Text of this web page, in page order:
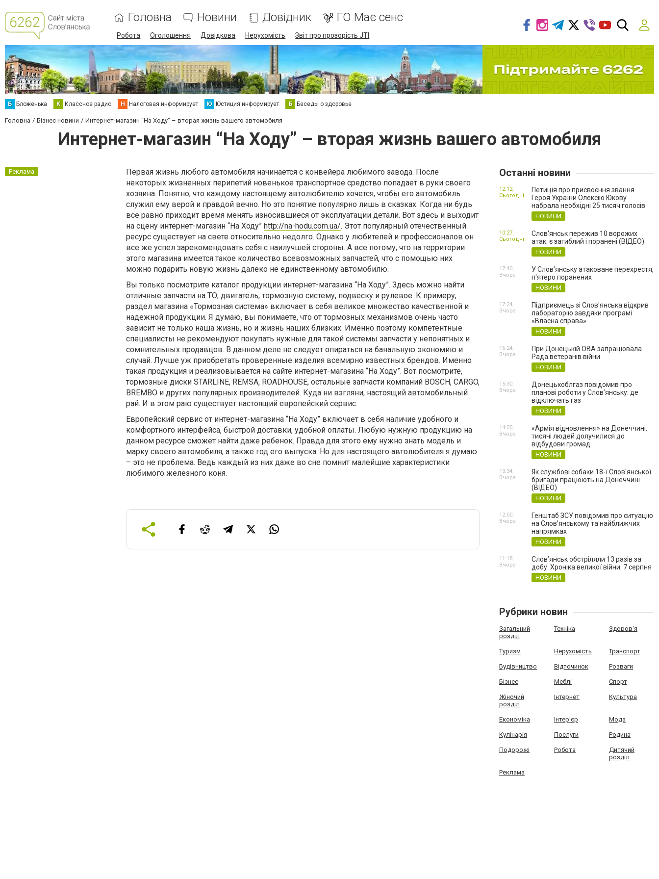
Головна Новини Довідник ГО Має сенс
Робота Оголошення Довідкова Нерухомість Звіт про прозорість JTI
Б Бложенька К Классное радио Н Налоговая информирует Ю Юстиция информирует Б Беседы о здоровье
Головна Бізнес новини Интернет-магазин “На Ходу” – вторая жизнь вашего автомобиля
Интернет-магазин “На Ходу” – вторая жизнь вашего автомобиля
Реклама
Первая жизнь любого автомобиля начинается с конвейера любимого завода. После
некоторых жизненных перипетий новенькое транспортное средство попадает в руки своего
хозяина. Понятно, что каждому настоящему автолюбителю хочется, чтобы его автомобиль
служил ему верой и правдой вечно. Но это понятие популярно лишь в сказках. Когда ни будь
все равно приходит время менять износившиеся от эксплуатации детали. Вот здесь и выходит
на сцену интернет-магазин “На Ходу” http://na-hodu.com.ua/. Этот популярный отечественный
ресурс существует на свете относительно недолго. Однако у любителей и профессионалов он
все же успел зарекомендовать себя с наилучшей стороны. А все потому, что на территории
этого магазина имеется такое количество всевозможных запчастей, что с помощью них
можно подарить новую жизнь далеко не единственному автомобилю.
Вы только посмотрите каталог продукции интернет-магазина “На Ходу”. Здесь можно найти
отличные запчасти на ТО, двигатель, тормозную систему, подвеску и рулевое. К примеру,
раздел магазина «Тормозная система» включает в себя великое множество качественной и
надежной продукции. Я думаю, вы понимаете, что от тормозных механизмов очень часто
зависит не только наша жизнь, но и жизнь наших близких. Именно поэтому компетентные
специалисты не рекомендуют покупать нужные для такой системы запчасти у непонятных и
сомнительных продавцов. В данном деле не следует опираться на банальную экономию и
случай. Лучше уж приобретать проверенные изделия всемирно известных брендов. Именно
такая продукция и реализовывается на сайте интернет-магазина “На Ходу”. Вот посмотрите,
тормозные диски STARLINE, REMSA, ROADHOUSE, остальные запчасти компаний BOSCH, CARGO,
BREMBO и других популярных производителей. Куда ни взгляни, настоящий автомобильный
рай. И в этом раю существует настоящий европейский сервис.
Европейский сервис от интернет-магазина “На Ходу” включает в себя наличие удобного и
комфортного интерфейса, быстрой доставки, удобной оплаты. Любую нужную продукцию на
данном ресурсе сможет найти даже ребенок. Правда для этого ему нужно знать модель и
марку своего автомобиля, а также год его выпуска. Но для настоящего автолюбителя я думаю
– это не проблема. Ведь каждый из них даже во сне помнит малейшие характеристики
любимого железного коня.
Останні новини
Петиція про присвоєння звання
Героя України Олексію Юкову
набрала необхідні 25 тисяч голосів
НОВИНИ
12:12,
Сьогодні
Слов'янськ пережив 10 ворожих
атак: є загиблий і поранені (ВІДЕО)
НОВИНИ
10:27,
Сьогодні
У Слов’янську атаковане перехрестя,
п'ятеро поранених
НОВИНИ
17:40,
Вчора
Підприємець зі Слов'янська відкрив
лабораторію завдяки програмі
«Власна справа»
НОВИНИ
17:24,
Вчора
При Донецькій ОВА запрацювала
Рада ветеранів війни
НОВИНИ
16:24,
Вчора
Донецькоблгаз повідомив про
планові роботи у Слов’янську: де
відключать газ
НОВИНИ
15:30,
Вчора
«Армія відновлення» на Донеччині:
тисячі людей долучилися до
відбудови громад
НОВИНИ
14:55,
Вчора
Як службові собаки 18-ї Слов'янської
бригади працюють на Донеччині
(ВІДЕО)
НОВИНИ
13:34,
Вчора
Генштаб ЗСУ повідомив про ситуацію
на Слов’янському та найближчих
напрямках
НОВИНИ
12:00,
Вчора
Слов’янськ обстріляли 13 разів за
добу. Хроніка великої війни: 7 серпня
НОВИНИ
11:18,
Вчора
Рубрики новин
Загальний
розділ
Техніка Здоров'я
Туризм Нерухомість Транспорт
Будівництво Відпочинок Розваги
Бізнес Меблі Спорт
Жіночий
розділ
Інтернет Культура
Економіка Інтер'єр Мода
Кулінарія Послуги Родина
Подорожі Робота
Дитячий
розділ
Реклама